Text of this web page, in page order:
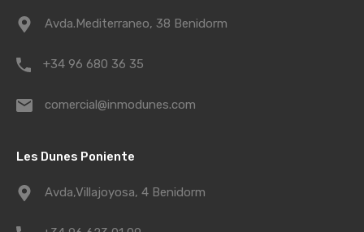
Avda.Mediterraneo, 38 Benidorm
+34 96 680 36 35
comercial@inmodunes.com
Les Dunes Poniente
Avda,Villajoyosa, 4 Benidorm